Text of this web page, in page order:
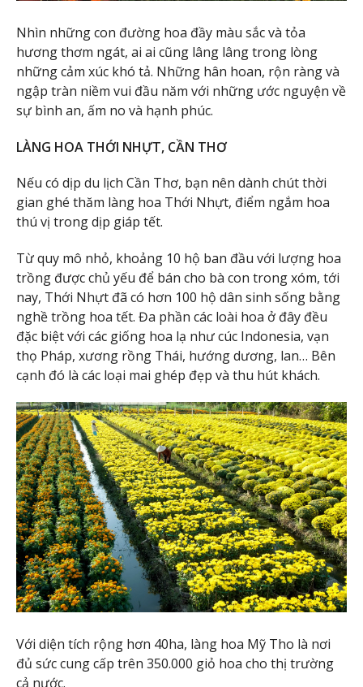
Nhìn những con đường hoa đầy màu sắc và tỏa
hương thơm ngát, ai ai cũng lâng lâng trong lòng
những cảm xúc khó tả. Những hân hoan, rộn ràng và
ngập tràn niềm vui đầu năm với những ước nguyện về
sự bình an, ấm no và hạnh phúc.
LÀNG HOA THỚI NHỰT, CẦN THƠ
Nếu có dịp du lịch Cần Thơ, bạn nên dành chút thời
gian ghé thăm làng hoa Thới Nhựt, điểm ngắm hoa
thú vị trong dịp giáp tết.
Từ quy mô nhỏ, khoảng 10 hộ ban đầu với lượng hoa
trồng được chủ yếu để bán cho bà con trong xóm, tới
nay, Thới Nhựt đã có hơn 100 hộ dân sinh sống bằng
nghề trồng hoa tết. Đa phần các loài hoa ở đây đều
đặc biệt với các giống hoa lạ như cúc Indonesia, vạn
thọ Pháp, xương rồng Thái, hướng dương, lan… Bên
cạnh đó là các loại mai ghép đẹp và thu hút khách.
Với diện tích rộng hơn 40ha, làng hoa Mỹ Tho là nơi
đủ sức cung cấp trên 350.000 giỏ hoa cho thị trường
cả nước.